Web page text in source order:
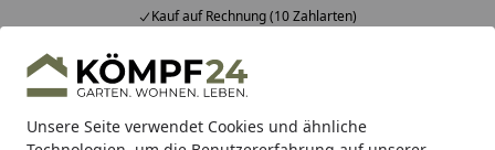
Unsere Seite verwendet Cookies und ähnliche
Kauf auf Rechnung (10 Zahlarten)
Alle Produkte
Mein Konto
Suchen